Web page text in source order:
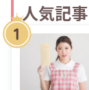
人気記